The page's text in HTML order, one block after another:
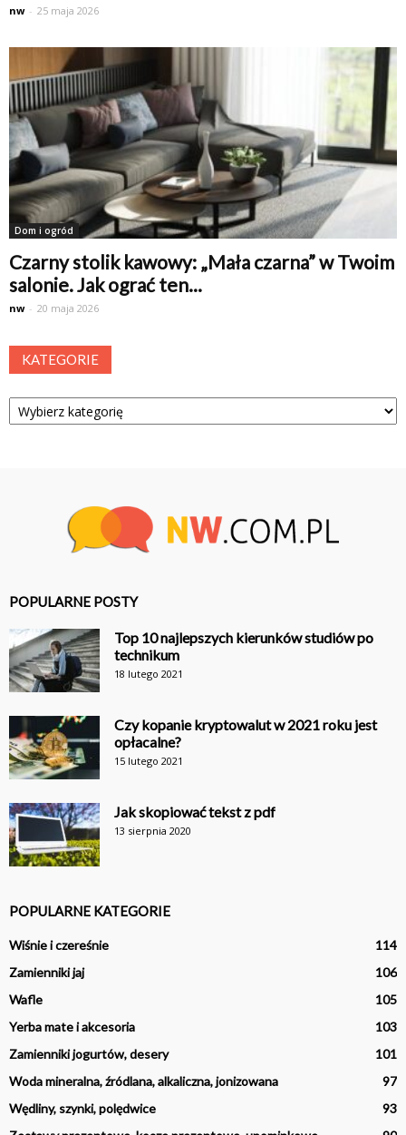
nw - 25 maja 2026
Dom i ogród
Czarny stolik kawowy: „Mała czarna” w Twoim
salonie. Jak ograć ten...
nw - 20 maja 2026
KATEGORIE
Kategorie
POPULARNE POSTY
Top 10 najlepszych kierunków studiów po
technikum
18 lutego 2021
Czy kopanie kryptowalut w 2021 roku jest
opłacalne?
15 lutego 2021
Jak skopiować tekst z pdf
13 sierpnia 2020
POPULARNE KATEGORIE
Wiśnie i czereśnie
114
Zamienniki jaj
106
Wafle
105
Yerba mate i akcesoria
103
Zamienniki jogurtów, desery
101
Woda mineralna, źródlana, alkaliczna, jonizowana
97
Wędliny, szynki, polędwice
93